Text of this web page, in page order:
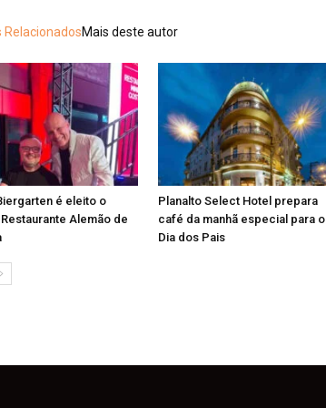
RelacionadosMais deste autor
é eleito o
Alemão de
Planalto Select Hotel prepara
café da manhã especial para o
Dia dos Pais